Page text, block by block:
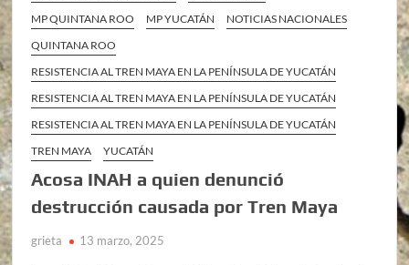
MP QUINTANA ROO
MP YUCATÁN
NOTICIAS NACIONALES
QUINTANA ROO
RESISTENCIA AL TREN MAYA EN LA PENÍNSULA DE YUCATÁN
RESISTENCIA AL TREN MAYA EN LA PENÍNSULA DE YUCATÁN
RESISTENCIA AL TREN MAYA EN LA PENÍNSULA DE YUCATÁN
TREN MAYA
YUCATÁN
Acosa INAH a quien denunció
destrucción causada por Tren Maya
grieta 13 marzo, 2025